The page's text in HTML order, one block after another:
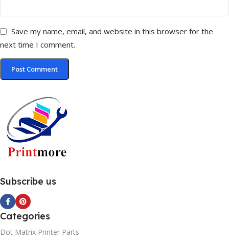
Save my name, email, and website in this browser for the
next time I comment.
Subscribe us
Categories
Dot Matrix Printer Parts